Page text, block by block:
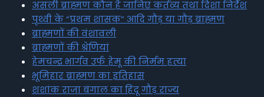
असली ब्राह्मण कौन है जानिए कर्तव्य तथा दिशा निर्देश
पृथ्वी के “प्रथम शासक” आदि गौड़ या गौड़ ब्राह्मण
ब्राह्मणों की वंशावली
ब्राह्मणों की श्रेणियां
हेमचन्द्र भार्गव उर्फ हेमू की निर्मम हत्या
भूमिहार ब्राह्मण का इतिहास
शशांक राजा बंगाल का हिंदू गौड़ राज्य